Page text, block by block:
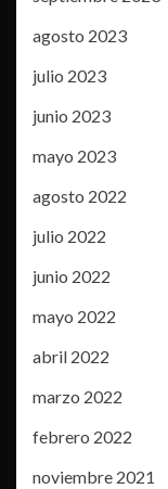
agosto 2023
julio 2023
junio 2023
mayo 2023
agosto 2022
julio 2022
junio 2022
mayo 2022
abril 2022
marzo 2022
febrero 2022
noviembre 2021